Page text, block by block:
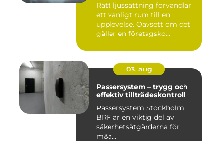
Rätt ljussättning förvandlar
ett vanligt rum till en
upplevelse. Oavsett om det
gäller en företagsko...
03. aug
Passersystem – trygg och
effektiv tillträdeskontroll
Passersystem Stockholm
BRF är en viktig del av
säkerhetsåtgärderna för
m&a...